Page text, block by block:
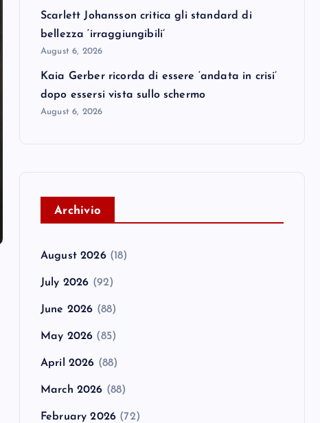
Scarlett Johansson critica gli standard di
bellezza ‘irraggiungibili’
August 6, 2026
Kaia Gerber ricorda di essere ‘andata in crisi’
dopo essersi vista sullo schermo
August 6, 2026
Archivio
August 2026(18)
July 2026 (92)
June 2026 (88)
May 2026 (85)
April 2026 (88)
March 2026 (88)
February 2026 (72)